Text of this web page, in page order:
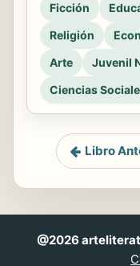
Ficción
Religión
Arte
Juvenil
Ciencias
Libro
@2026